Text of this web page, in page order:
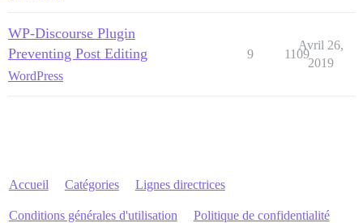
WP-Discourse Plugin
Preventing Post Editing
WordPress
9 1109
Avril 26,
2019
Accueil Catégories Lignes directrices
Conditions générales d'utilisation Politique de confidentialité